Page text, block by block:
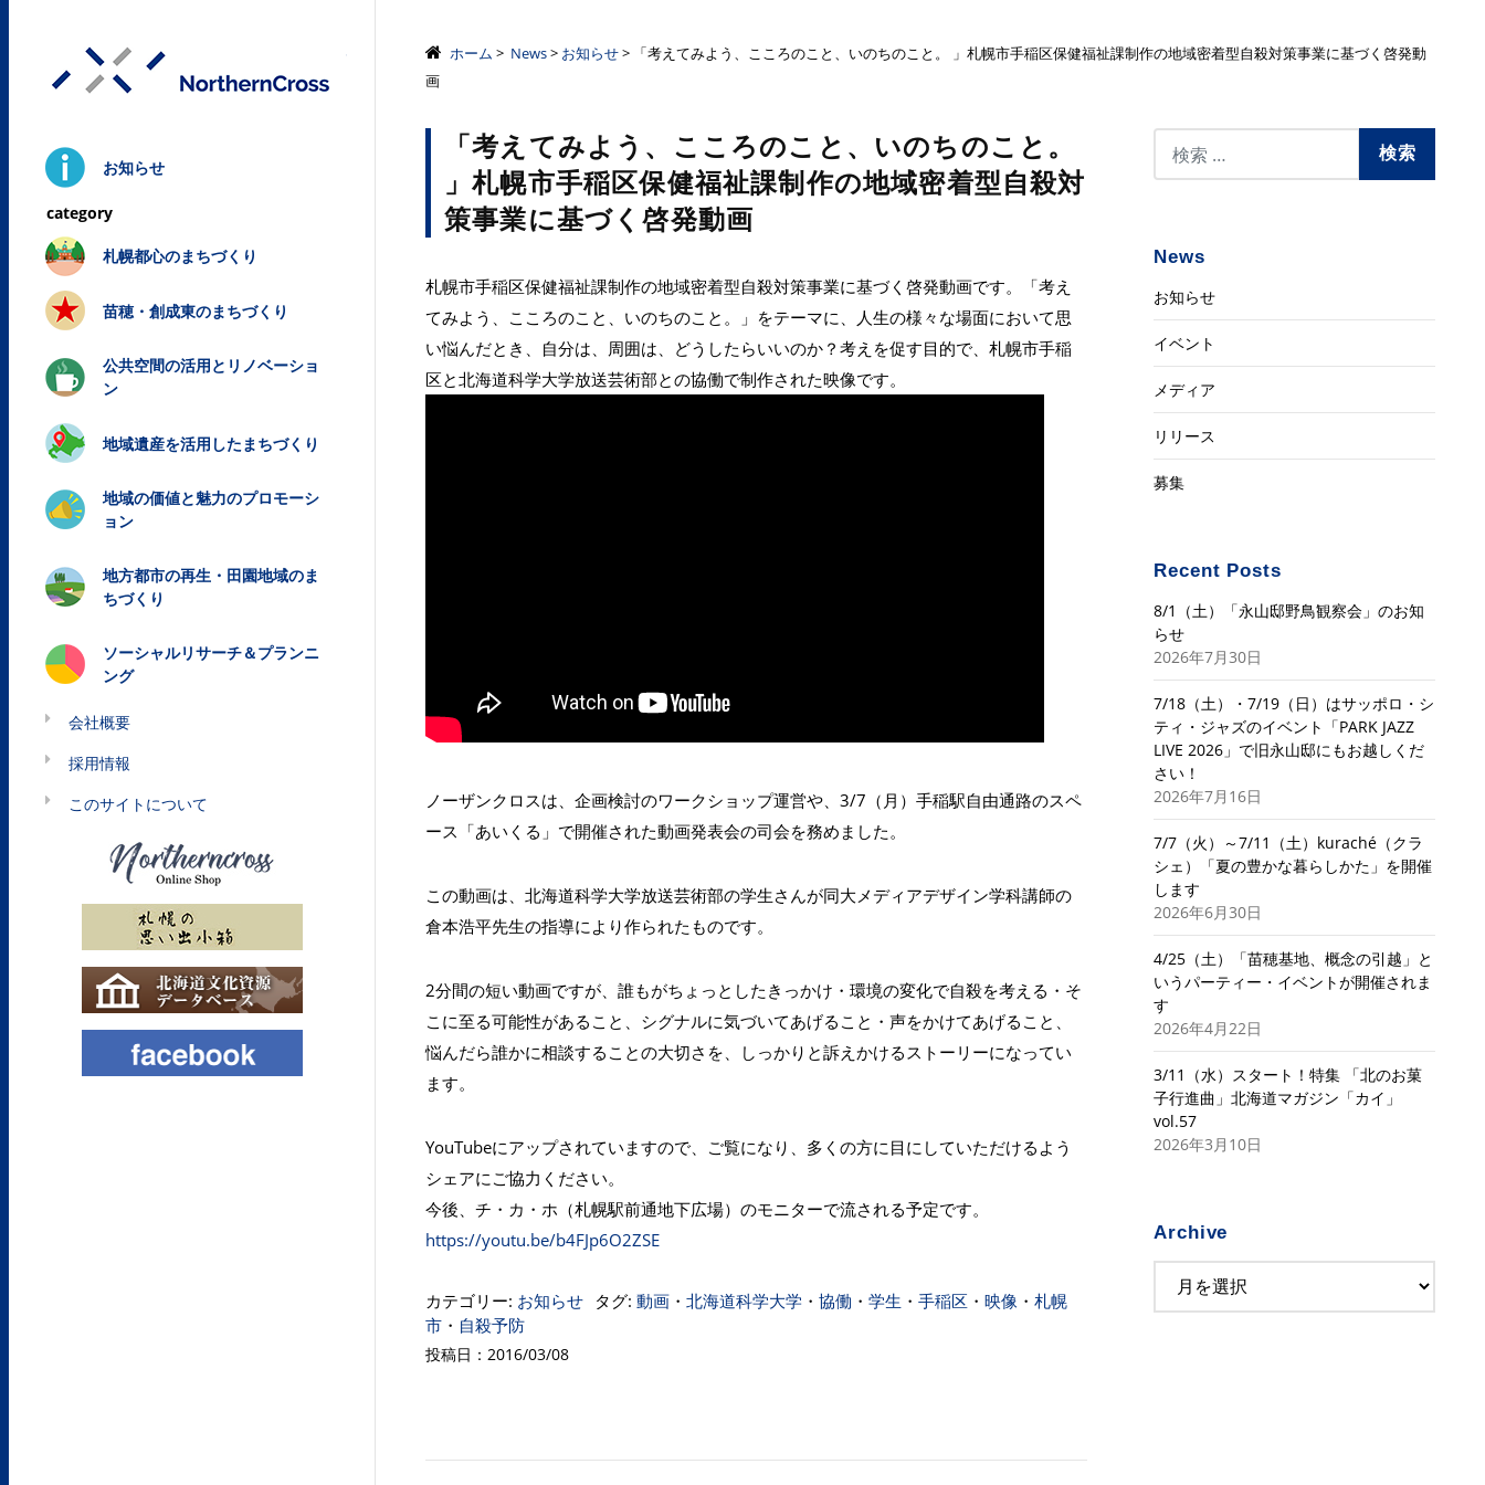
株式会社ノーザンクロス
お知らせ
札幌都心のまちづくり
苗穂・創成東のまちづくり
公共空間の活用とリノベーショ
ン
地域遺産を活用したまちづくり
地域の価値と魅力のプロモーシ
ョン
地方都市の再生・田園地域のま
ちづくり
ソーシャルリサーチ＆プランニ
ング
会社概要
採用情報
このサイトについて
ホーム > News> お知らせ> 「考えてみよう、こころのこと、いのちのこと。 」札幌市手稲区保健福祉課制作の地域密着型自殺対策事業に基づく啓発動
画
「考えてみよう、こころのこと、いのちのこと。
」札幌市手稲区保健福祉課制作の地域密着型自殺対
策事業に基づく啓発動画
札幌市手稲区保健福祉課制作の地域密着型自殺対策事業に基づく啓発動画です。「考え
てみよう、こころのこと、いのちのこと。」をテーマに、人生の様々な場面におい­て思
い悩んだとき、自分は、周囲は、どうしたらいいのか？考えを促す目的で、札幌市手稲
区と北海道科学大学放送芸術部との協働で制作された映像です。
ノーザンクロスは、企画検討のワークショップ運営や、3/7（月）手稲駅自由通路のスペ
ース「あいくる」で開催された動画発表会の司会を務めました。
この動画は、北海道科学大学放送芸術部の学生さんが同大メディアデザイン学科講師の
倉本浩平先生の指導により作られたものです。
2分間の短い動画ですが、誰もがちょっとしたきっかけ・環境の変化で自殺を考える・そ
こに至る可能性があること、シグナルに気づいてあげること・声をかけてあげること、
悩んだら誰かに相談することの大切さを、しっかりと訴えかけるストーリーになってい
ます。
YouTubeにアップされていますので、ご覧になり、多くの方に目にしていただけるよう
シェアにご協力ください。
今後、チ・カ・ホ（札幌駅前通地下広場）のモニターで流される予定です。
https://youtu.be/b4FJp6O2ZSE
カテゴリー: お知らせ タグ: 動画 ・ 北海道科学大学 ・ 協働 ・ 学生 ・ 手稲区 ・ 映像 ・ 札幌
市 ・ 自殺予防
投稿日：2016/03/08
News
お知らせ
イベント
メディア
リリース
募集
Recent Posts
8/1（土）「永山邸野鳥観察会」のお知
らせ
2026年7月30日
7/18（土）・7/19（日）はサッポロ・シ
ティ・ジャズのイベント「PARK JAZZ
LIVE 2026」で旧永山邸にもお越しくだ
さい！
2026年7月16日
7/7（火）～7/11（土）kuraché（クラ
シェ）「夏の豊かな暮らしかた」を開催
します
2026年6月30日
4/25（土）「苗穂基地、概念の引越」と
いうパーティー・イベントが開催されま
す
2026年4月22日
3/11（水）スタート！特集 「北のお菓
子行進曲」北海道マガジン「カイ」
vol.57
2026年3月10日
Archive